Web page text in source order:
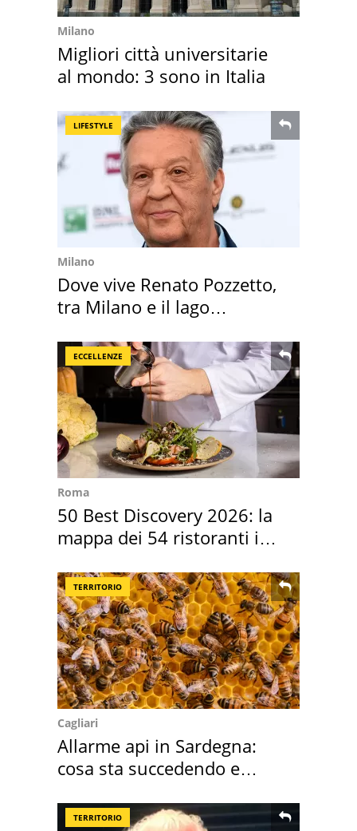
Milano
Migliori città universitarie
al mondo: 3 sono in Italia
LIFESTYLE
Milano
Dove vive Renato Pozzetto,
tra Milano e il lago
ECCELLENZE
Roma
50 Best Discovery 2026: la
mappa dei 54 ristoranti in
TERRITORIO
Cagliari
Allarme api in Sardegna:
cosa sta succedendo e
TERRITORIO